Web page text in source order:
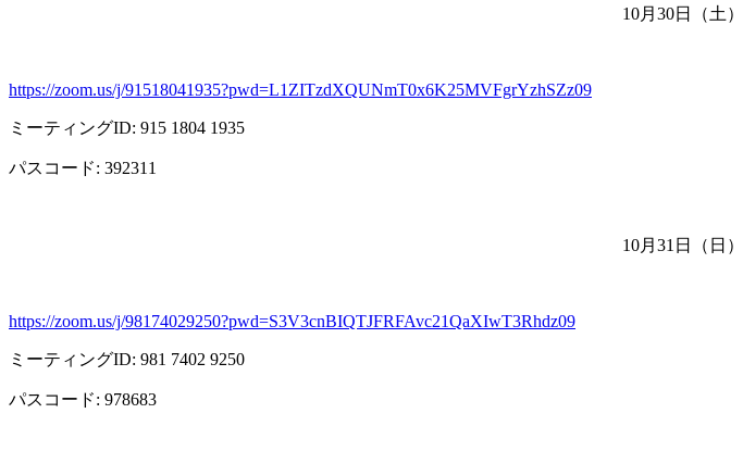
10月 30日（土）
https://zoom.us/j/91518041935?pwd=L1ZITzdXQUNmT0x6K25MVFgrYzhSZz09
ミーティングID: 915 1804 1935
パスコード: 392311
10月 31 日（日）
https://zoom.us/j/98174029250?pwd=S3V3cnBIQTJFRFAvc21QaXIwT3Rhdz09
ミーティングID: 981 7402 9250
パスコード: 978683